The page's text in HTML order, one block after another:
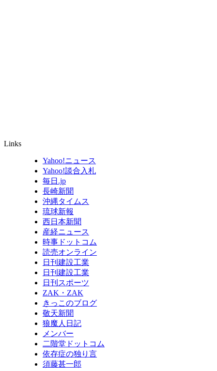
Links
Yahoo!ニュース
Yahoo!談合入札
毎日.jp
長崎新聞
沖縄タイムス
琉球新報
西日本新聞
産経ニュース
時事ドットコム
読売オンライン
日刊建設工業
日刊建設工業
日刊スポーツ
ZAK・ZAK
きっこのブログ
敬天新聞
狼魔人日記
メンバー
二階堂ドットコム
依存症の独り言
須藤甚一郎